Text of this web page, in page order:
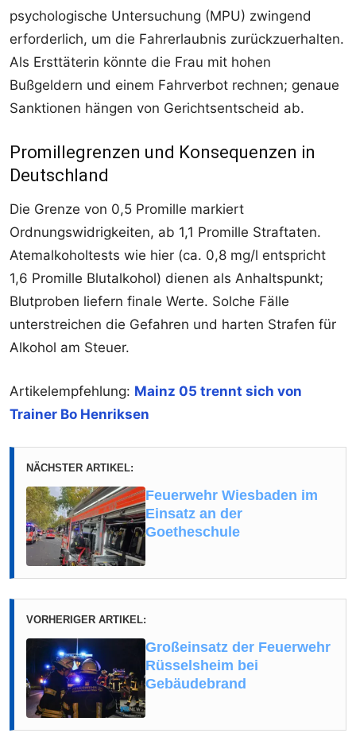
psychologische Untersuchung (MPU) zwingend
erforderlich, um die Fahrerlaubnis zurückzuerhalten.
Als Ersttäterin könnte die Frau mit hohen
Bußgeldern und einem Fahrverbot rechnen; genaue
Sanktionen hängen von Gerichtsentscheid ab.​
Promillegrenzen und Konsequenzen in
Deutschland
Die Grenze von 0,5 Promille markiert
Ordnungswidrigkeiten, ab 1,1 Promille Straftaten.
Atemalkoholtests wie hier (ca. 0,8 mg/l entspricht
1,6 Promille Blutalkohol) dienen als Anhaltspunkt;
Blutproben liefern finale Werte. Solche Fälle
unterstreichen die Gefahren und harten Strafen für
Alkohol am Steuer.​
Artikelempfehlung: Mainz 05 trennt sich von
Trainer Bo Henriksen
NÄCHSTER ARTIKEL:
Feuerwehr Wiesbaden im
Einsatz an der
Goetheschule
VORHERIGER ARTIKEL:
Großeinsatz der Feuerwehr
Rüsselsheim bei
Gebäudebrand